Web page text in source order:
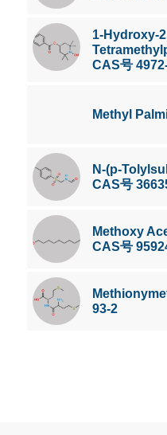
1-Hydroxy-
CAS号
Methyl
N-(p-
CAS号
Methoxy
CAS号
93-2